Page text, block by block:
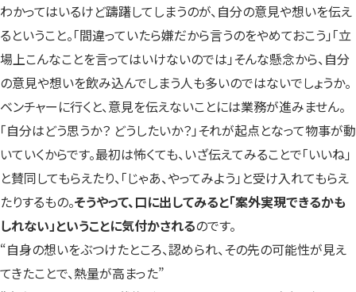
わかってはいるけど躊躇してしまうのが、自分の意見や想いを伝え
るということ。「間違っていたら嫌だから言うのをやめておこう」「立
場上こんなことを言ってはいけないのでは」そんな懸念から、自分
の意見や想いを飲み込んでしまう人も多いのではないでしょうか。
ベンチャーに行くと、意見を伝えないことには業務が進みません。
「自分はどう思うか？ どうしたいか？」それが起点となって物事が動
いていくからです。最初は怖くても、いざ伝えてみることで「いいね」
と賛同してもらえたり、「じゃあ、やってみよう」と受け入れてもらえ
たりするもの。そうやって、口に出してみると「案外実現できるかも
しれない」ということに気付かされるのです。
“自身の想いをぶつけたところ、認められ、その先の可能性が見え
てきたことで、熱量が高まった”